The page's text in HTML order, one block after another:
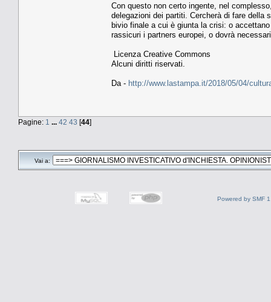
Con questo non certo ingente, nel
delegazioni dei partiti. Cercherà di fare della
bivio finale a cui è giunta la crisi: o
rassicuri i partners europei, o dovrà
Licenza Creative Commons
Alcuni diritti riservati.
Da - http://www.lastampa.it/2018/05/04/
Pagine: 1 ... 42 43 [44]
Vai a:
Powered by SMF